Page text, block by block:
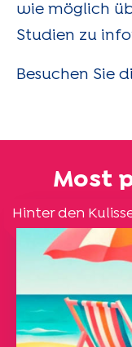
wie möglich
Studien zu
Besuchen Sie
Most
Hinter den